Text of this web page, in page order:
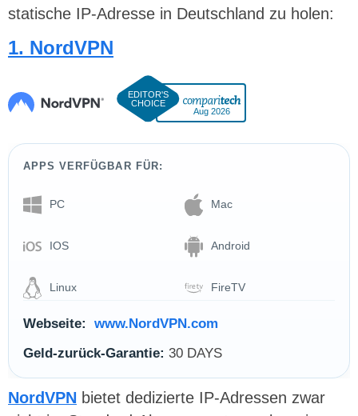
statische IP-Adresse in Deutschland zu holen:
1. NordVPN
Aug 2026
APPS VERFÜGBAR FÜR:
PC Mac
IOS Android
Linux FireTV
Webseite:
www.NordVPN.com
Geld-zurück-Garantie: 30 DAYS
NordVPN bietet dedizierte IP-Adressen zwar